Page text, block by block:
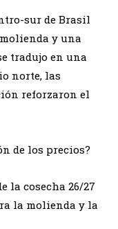
sur de Brasil
y una
tradujo en una
norte, las
reforzaron el
de los precios?
la cosecha 26/27
la molienda y la